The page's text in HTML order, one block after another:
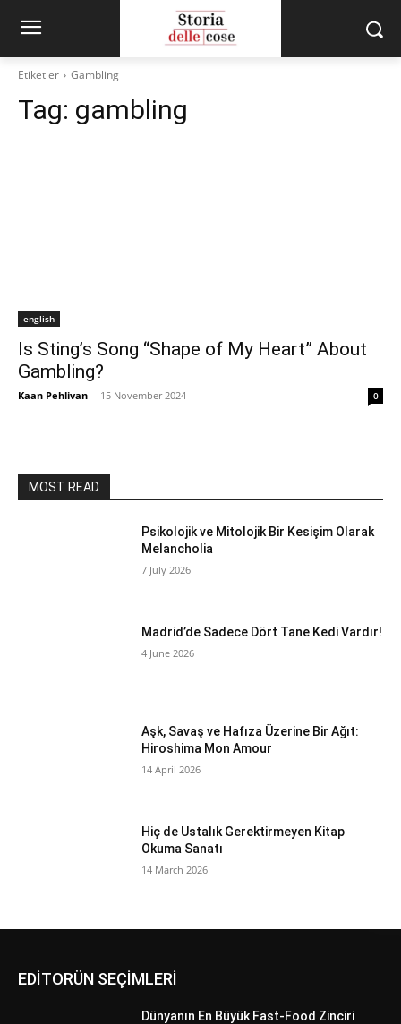
Etiketler Gambling
Tag: gambling
english
Is Sting’s Song “Shape of My Heart” About
Gambling?
Kaan Pehlivan - 15 November 2024 0
MOST READ
Psikolojik ve Mitolojik Bir Kesişim Olarak
Melancholia
7 July 2026
Madrid’de Sadece Dört Tane Kedi Vardır!
4 June 2026
Aşk, Savaş ve Hafıza Üzerine Bir Ağıt:
Hiroshima Mon Amour
14 April 2026
Hiç de Ustalık Gerektirmeyen Kitap
Okuma Sanatı
14 March 2026
EDİTORÜN SEÇİMLERİ
Dünyanın En Büyük Fast-Food Zinciri